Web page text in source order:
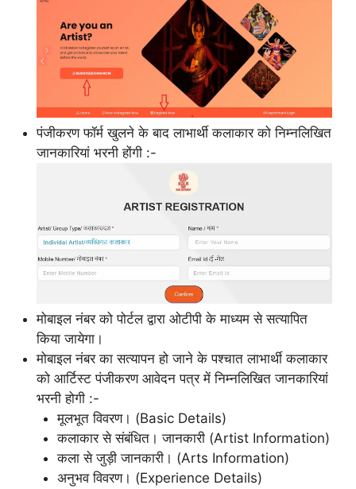
पंजीकरण फॉर्म खुलने के बाद लाभार्थी कलाकार को निम्नलिखित
जानकारियां भरनी होंगी :-
मोबाइल नंबर को पोर्टल द्वारा ओटीपी के माध्यम से सत्यापित
किया जायेगा।
मोबाइल नंबर का सत्यापन हो जाने के पश्चात लाभार्थी कलाकार
को आर्टिस्ट पंजीकरण आवेदन पत्र में निम्नलिखित जानकारियां
भरनी होगी :-
मूलभूत विवरण। (Basic Details)
कलाकार से संबंधित। जानकारी (Artist Information)
कला से जुड़ी जानकारी। (Arts Information)
अनुभव विवरण। (Experience Details)